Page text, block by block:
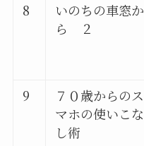
8
いのちの車窓か
ら ２
9
７０歳からのス
マホの使いこな
し術